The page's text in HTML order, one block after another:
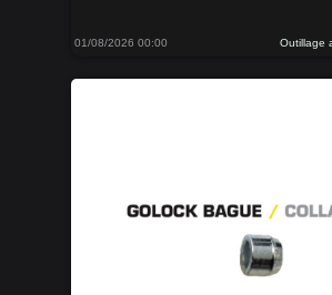
01/08/2026 00:00 Outillage